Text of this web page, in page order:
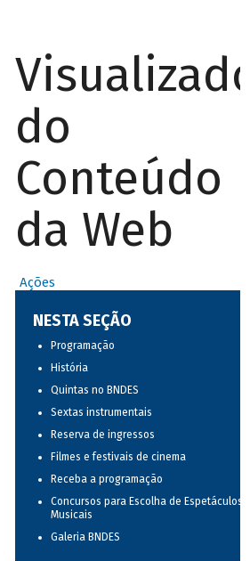
Visualizador
do
Conteúdo
da Web
Ações
NESTA SEÇÃO
Programação
História
Quintas no BNDES
Sextas instrumentais
Reserva de ingressos
Filmes e festivais de cinema
Receba a programação
Concursos para Escolha de Espetáculos
Musicais
Galeria BNDES